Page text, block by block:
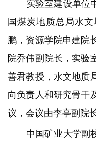
实验室建设单位
国煤炭地质总局水
鹏，资源学院申建院
院乔伟副院长，实验
善君教授，水文地质
向负责人和研究骨干
议，会议由李亭副院
中国矿业大学副